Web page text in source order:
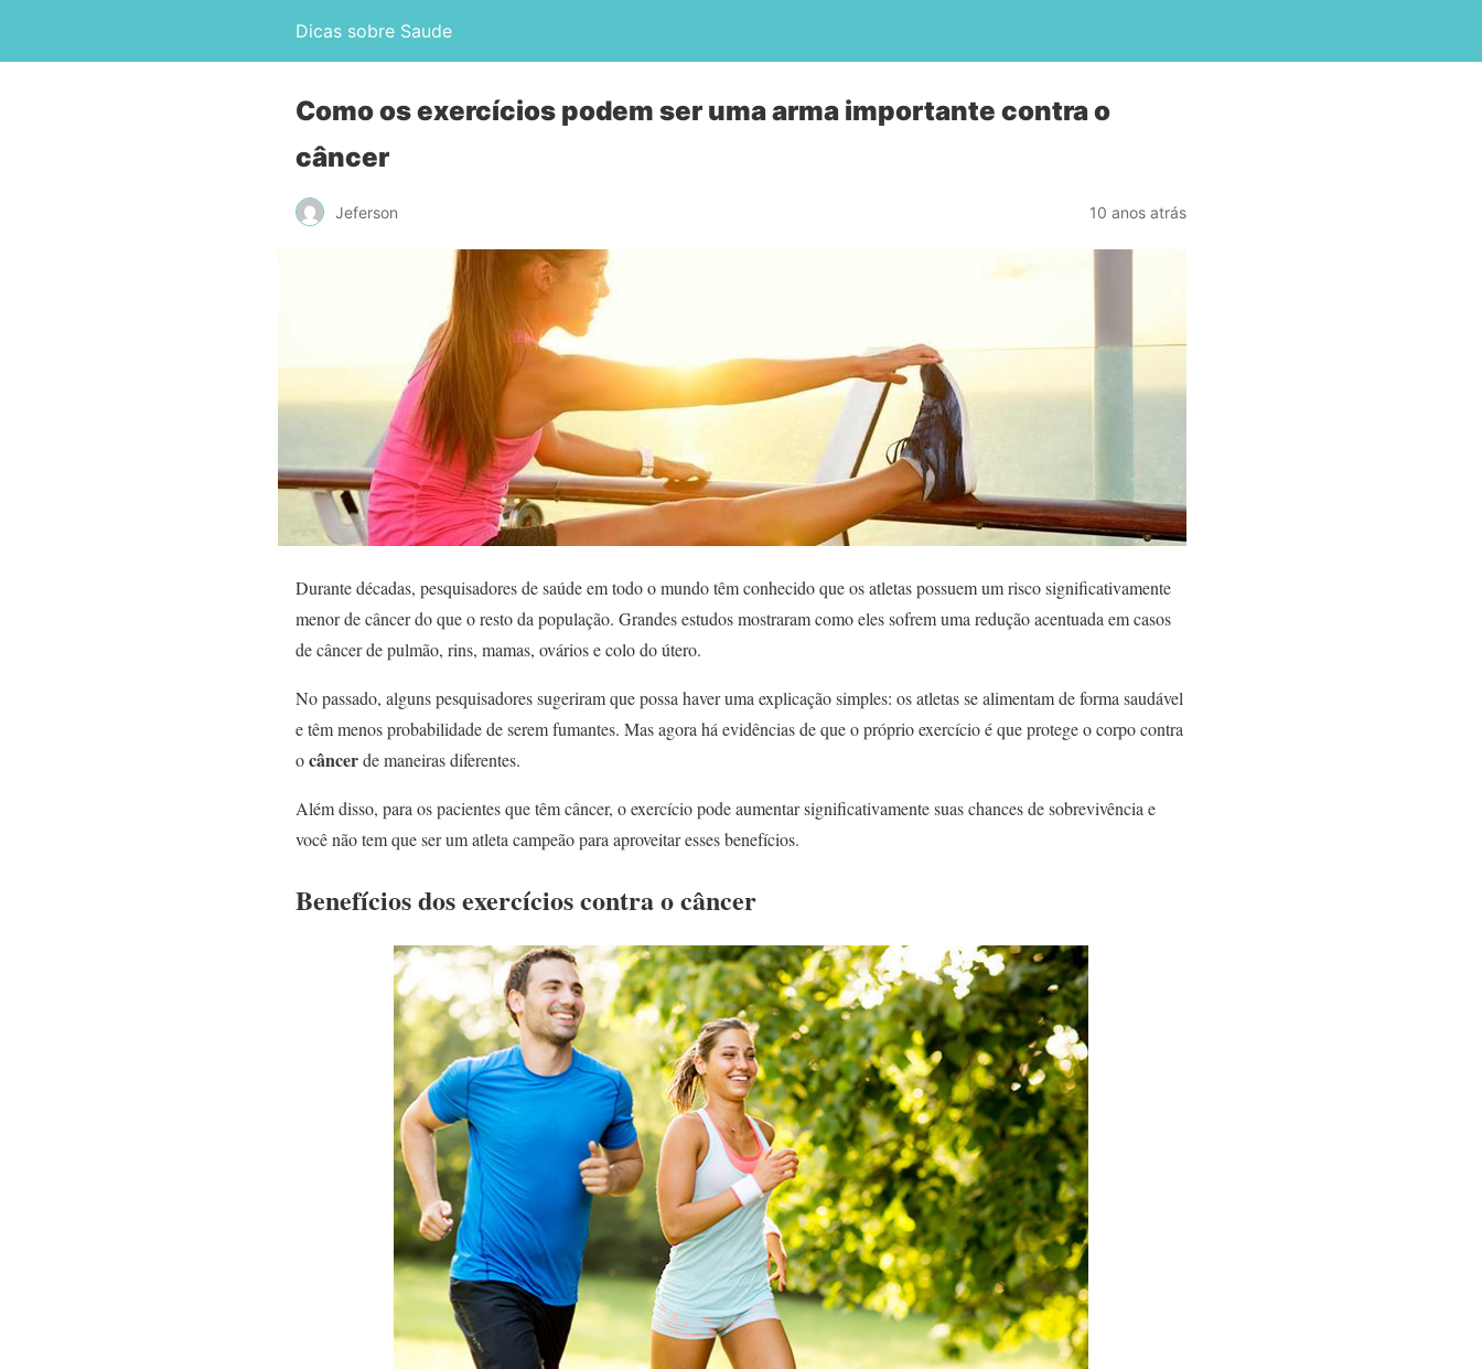
Dicas sobre Saude
Como os exercícios podem ser uma arma importante contra o
câncer
Jeferson 10 anos atrás
Durante décadas, pesquisadores de saúde em todo o mundo têm conhecido que os atletas possuem um risco significativamente
menor de câncer do que o resto da população. Grandes estudos mostraram como eles sofrem uma redução acentuada em casos
de câncer de pulmão, rins, mamas, ovários e colo do útero.
No passado, alguns pesquisadores sugeriram que possa haver uma explicação simples: os atletas se alimentam de forma saudável
​​e têm menos probabilidade de serem fumantes. Mas agora há evidências de que o próprio exercício é que protege o corpo contra
ocâncerde maneiras diferentes.
Além disso, para os pacientes que têm câncer, o exercício pode aumentar significativamente suas chances de sobrevivência e
você não tem que ser um atleta campeão para aproveitar esses benefícios.
Benefícios dos exercícios contra o câncer